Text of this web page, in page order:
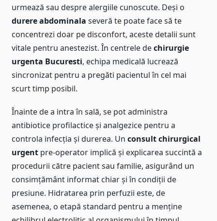
urmează sau despre alergiile cunoscute. Deși o
durere abdominala severă te poate face să te
concentrezi doar pe disconfort, aceste detalii sunt
vitale pentru anestezist. În centrele dechirurgie
urgenta Bucuresti, echipa medicală lucrează
sincronizat pentru a pregăti pacientul în cel mai
scurt timp posibil.
Înainte de a intra în sală, se pot administra
antibiotice profilactice și analgezice pentru a
controla infecția și durerea. Un consult chirurgical
urgent pre-operator implică și explicarea succintă a
procedurii către pacient sau familie, asigurând un
consimțământ informat chiar și în condiții de
presiune. Hidratarea prin perfuzii este, de
asemenea, o etapă standard pentru a menține